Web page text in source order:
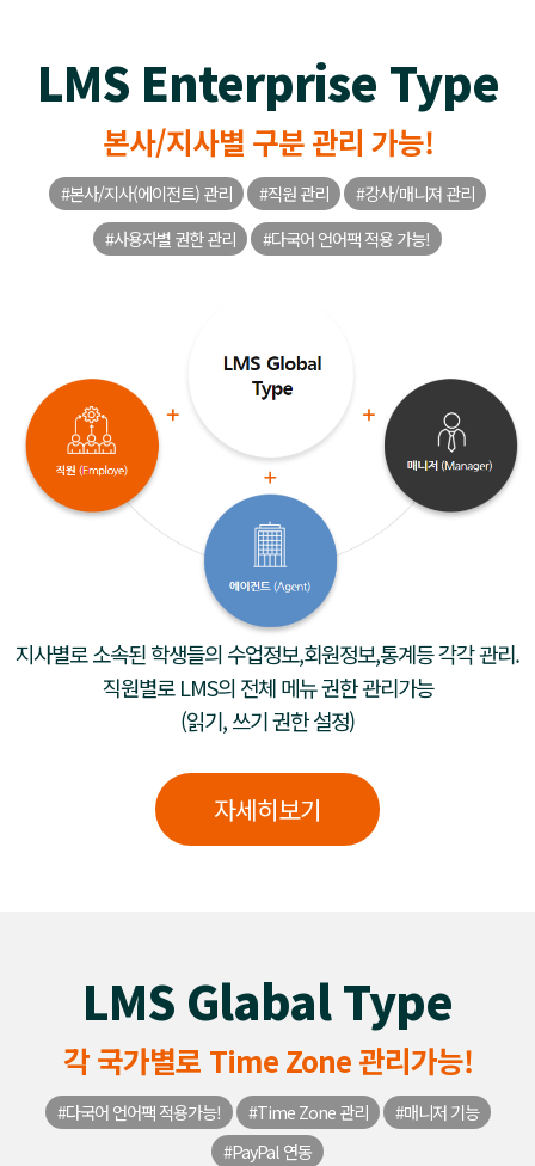
LMS Enterprise Type
본사/지사별 구분 관리 가능!
#본사/지사(에이전트) 관리 #직원 관리
#강사/매니져 관리
#사용자별 권한 관리
#다국어 언어팩 적용 가능!
지사별로 소속된 학생들의 수업정보,회원정보,통계등 각각 관리.
직원별로 LMS의 전체 메뉴 권한 관리가능
(읽기, 쓰기 권한 설정)
자세히보기
LMS Glabal Type
각 국가별로 Time Zone 관리가능!
#다국어 언어팩 적용가능! #Time Zone 관리
#매니저 기능
#PayPal 연동